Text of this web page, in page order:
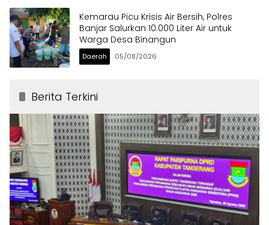
Kemarau Picu Krisis Air Bersih, Polres
Banjar Salurkan 10.000 Liter Air untuk
Warga Desa Binangun
Daerah 05/08/2026
Berita Terkini